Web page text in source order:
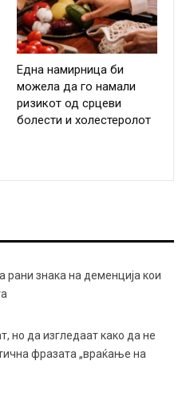
Една намирница би
можела да го намали
ризикот од срцеви
болести и холестеролот
рани знака на деменција кои
но да изгледаат како да не
фразата „враќање на